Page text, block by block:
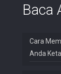
Baca
Cara
Anda